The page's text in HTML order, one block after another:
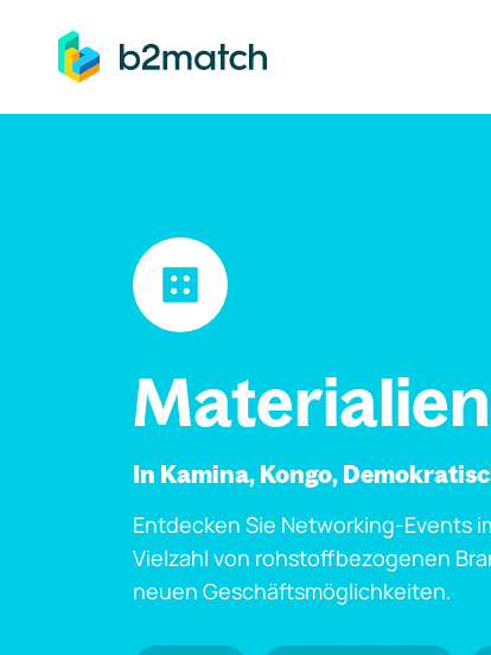
springen
In Kamina, Kongo,
Entdecken Sie Networking-Events
Vielzahl von rohstoffbezogenen
neuen Geschäftsmöglichkeiten.